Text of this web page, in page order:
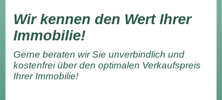
Wir kennen den Wert Ihrer
Immobilie!
Gerne beraten wir Sie unverbindlich und
kostenfrei über den optimalen Verkaufspreis
Ihrer Immobilie!